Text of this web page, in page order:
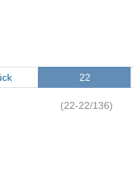
22
(22-22/136)